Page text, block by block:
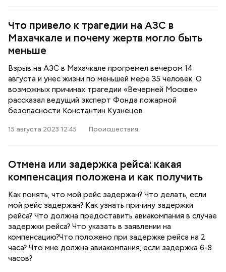
Что привело к трагедии на АЗС в
Махачкале и почему жертв могло быть
меньше
Взрыв на АЗС в Махачкале прогремел вечером 14
августа и унес жизни по меньшей мере 35 человек. О
возможных причинах трагедии «Вечерней Москве»
рассказал ведущий эксперт Фонда пожарной
безопасности Константин Кузнецов.
15 августа 2023 12:45 Происшествия
Отмена или задержка рейса: какая
компенсация положена и как получить
Как понять, что мой рейс задержан? Что делать, если
мой рейс задержан? Как узнать причину задержки
рейса? Что должна предоставить авиакомпания в случае
задержки рейса? Что указать в заявлении на
компенсацию?Что положено при задержке рейса на 2
часа? Что мне должна авиакомпания, если задержка 6-8
часов?